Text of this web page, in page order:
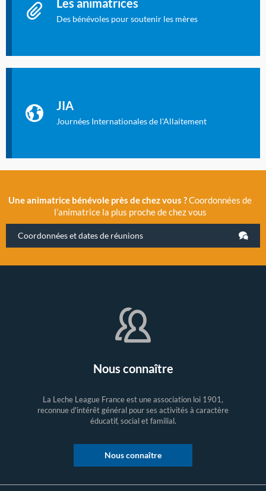
Des bénévoles pour soutenir les mères
JIA
Journées Internationales de l'Allaitement
2019 la 11e Journée Internationale de l’Allaitement, un
évènement exceptionnel organisé par LLL France.
Une animatrice bénévole près de chez vous ?Coordonnées de
l’animatrice la plus proche de chez vous
Coordonnées et dates de réunions
Nous connaître
La Leche League France est une association loi 1901,
reconnue d'intérêt général pour ses activités à caractère
éducatif, social et familial.
Nous connaître